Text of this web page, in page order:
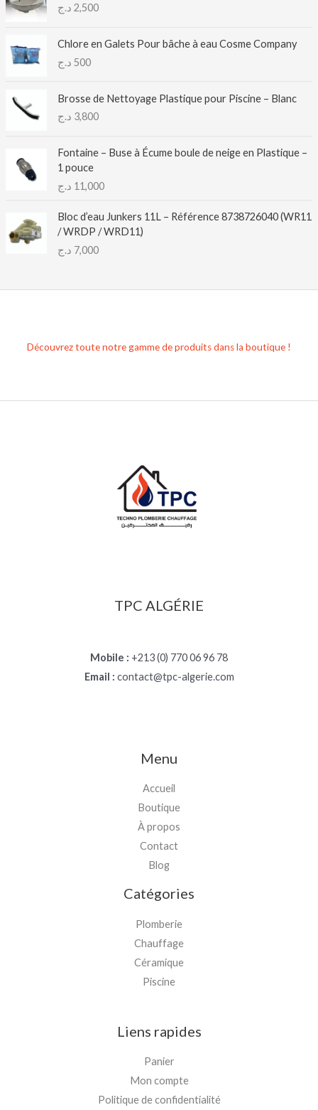
2,500 د.ج
Chlore en Galets Pour bâche à eau Cosme Company
500 د.ج
Brosse de Nettoyage Plastique pour Piscine – Blanc
3,800 د.ج
Fontaine – Buse à Écume boule de neige en Plastique –
1 pouce
11,000 د.ج
Bloc d’eau Junkers 11L – Référence 8738726040 (WR11
/ WRDP / WRD11)
7,000 د.ج
Découvrez toute notre gamme de produits dans la boutique !
TPC ALGÉRIE
Mobile : +213 (0) 770 06 96 78
Email : contact@tpc-algerie.com
Menu
Accueil
Boutique
À propos
Contact
Blog
Catégories
Plomberie
Chauffage
Céramique
Piscine
Liens rapides
Panier
Mon compte
Politique de confidentialité